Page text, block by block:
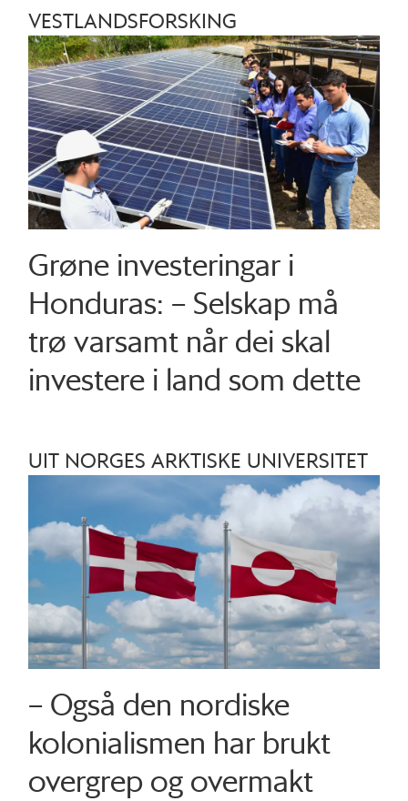
VESTLANDSFORSKING
Grøne investeringar i
Honduras: – Selskap må
trø varsamt når dei skal
investere i land som dette
UIT NORGES ARKTISKE UNIVERSITET
– Også den nordiske
kolonialismen har brukt
overgrep og overmakt